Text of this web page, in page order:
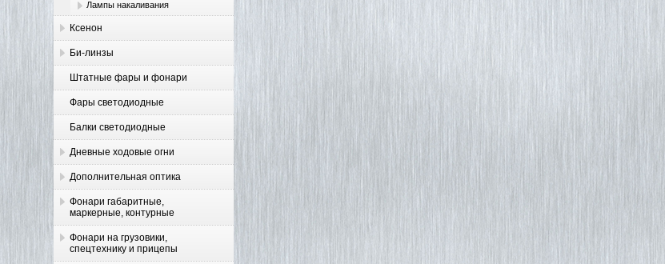
Лампы накаливания
Ксенон
Би-линзы
Штатные фары и фонари
Фары светодиодные
Балки светодиодные
Дневные ходовые огни
Дополнительная оптика
Фонари габаритные,
маркерные, контурные
Фонари на грузовики,
спецтехнику и прицепы